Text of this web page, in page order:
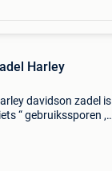
Harley
davidson zadel is
“ gebruikssporen ,